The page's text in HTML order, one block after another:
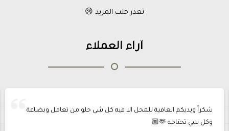
تعذر جلب المزيد 😢
آراء العملاء
شكراً ويديكم العافية للمحل الا فيه كل شي حلو من تعامل وبضاعة
وكل شي تحتاجه 🫶🏼